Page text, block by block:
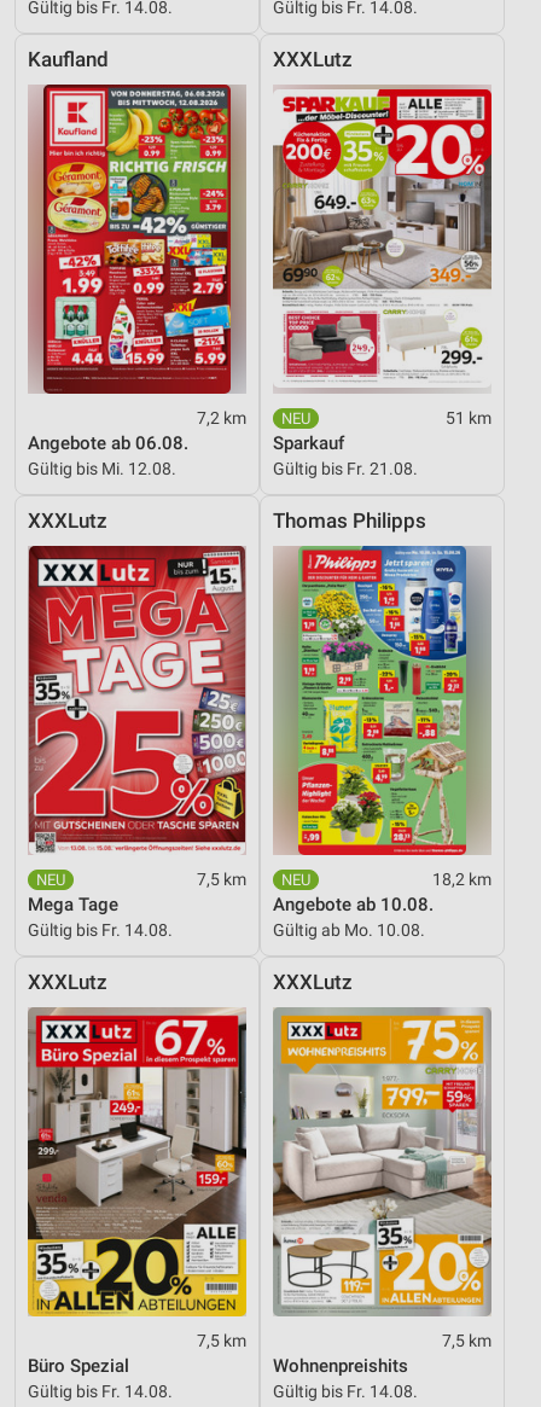
Gültig bis Fr. 14.08. Gültig bis Fr. 14.08.
Kaufland
7,2 km
Angebote ab 06.08.
Gültig bis Mi. 12.08.
XXXLutz
51 km
Sparkauf
Gültig bis Fr. 21.08.
XXXLutz
7,5 km
Mega Tage
Gültig bis Fr. 14.08.
Thomas Philipps
18,2 km
Angebote ab 10.08.
Gültig ab Mo. 10.08.
XXXLutz
7,5 km
Büro Spezial
Gültig bis Fr. 14.08.
XXXLutz
7,5 km
Wohnenpreishits
Gültig bis Fr. 14.08.
Verwendung von Profilen zur Auswahl
personalisierter Werbung
Erstellung von Profilen zur Personalisierung
von Inhalten
Verwendung von Profilen zur Auswahl
personalisierter Inhalte
Messung der Werbeleistung
Messung der Performance von Inhalten
Analyse von Zielgruppen durch Statistiken oder
Kombinationen von Daten aus verschiedenen
Quellen
Entwicklung und Verbesserung der Angebote
Inhalten
IAB-Besonderheiten:
Verwendung genauer Standortdaten
Geräte anhand von aktiv angeforderten
Informationen identifizieren
Nicht-IAB-Verarbeitungszwecke:
Notwendig
Performance
Funktional
Werbung